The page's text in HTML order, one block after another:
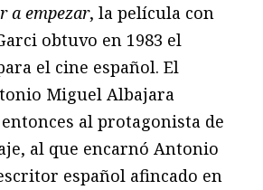
a empezar, la película con
obtuvo en 1983 el
el cine español. El
Miguel Albajara
al protagonista de
al que encarnó Antonio
español afincado en